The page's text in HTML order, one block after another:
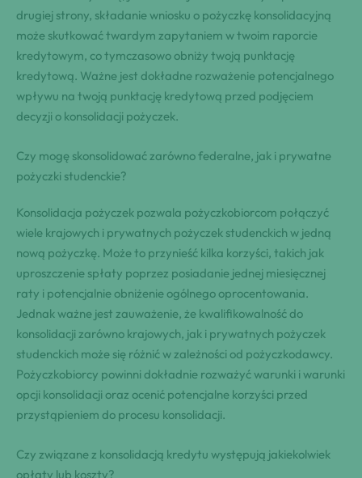
drugiej strony, składanie wniosku o pożyczkę konsolidacyjną
może skutkować twardym zapytaniem w twoim raporcie
kredytowym, co tymczasowo obniży twoją punktację
kredytową. Ważne jest dokładne rozważenie potencjalnego
wpływu na twoją punktację kredytową przed podjęciem
decyzji o konsolidacji pożyczek.
Czy mogę skonsolidować zarówno federalne, jak i prywatne
pożyczki studenckie?
Konsolidacja pożyczek pozwala pożyczkobiorcom połączyć
wiele krajowych i prywatnych pożyczek studenckich w jedną
nową pożyczkę. Może to przynieść kilka korzyści, takich jak
uproszczenie spłaty poprzez posiadanie jednej miesięcznej
raty i potencjalnie obniżenie ogólnego oprocentowania.
Jednak ważne jest zauważenie, że kwalifikowalność do
konsolidacji zarówno krajowych, jak i prywatnych pożyczek
studenckich może się różnić w zależności od pożyczkodawcy.
Pożyczkobiorcy powinni dokładnie rozważyć warunki i warunki
opcji konsolidacji oraz ocenić potencjalne korzyści przed
przystąpieniem do procesu konsolidacji.
Czy związane z konsolidacją kredytu występują jakiekolwiek
opłaty lub koszty?